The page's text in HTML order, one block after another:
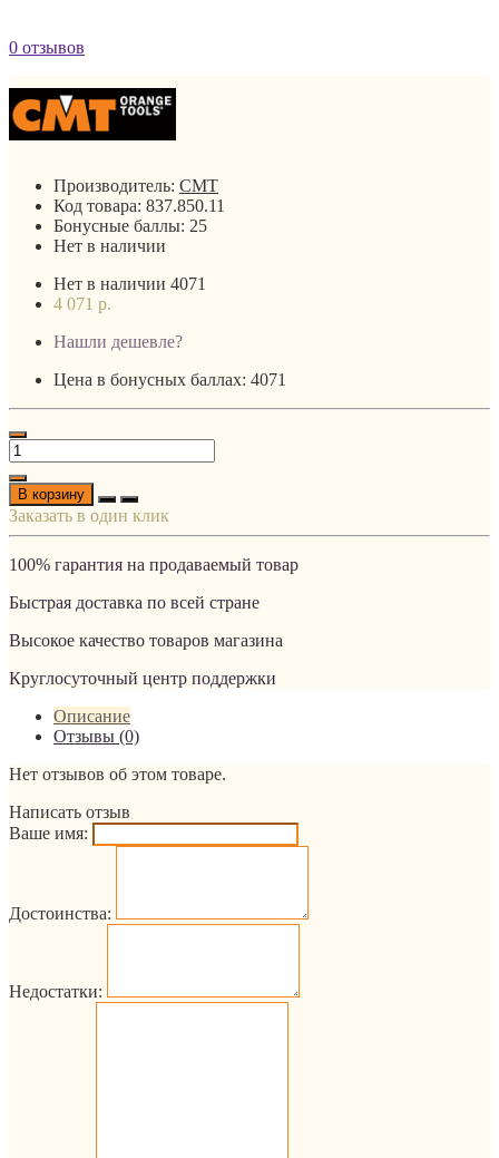
0 отзывов
Производитель: CMT
Код товара: 837.850.11
Бонусные баллы: 25
Нет в наличии
Нет в наличии 4071
4 071 р.
Нашли дешевле?
Цена в бонусных баллах: 4071
В корзину
Заказать в один клик
100% гарантия на продаваемый товар
Быстрая доставка по всей стране
Высокое качество товаров магазина
Круглосуточный центр поддержки
Описание
Отзывы (0)
Нет отзывов об этом товаре.
Написать отзыв
Ваше имя:
Достоинства:
Недостатки: